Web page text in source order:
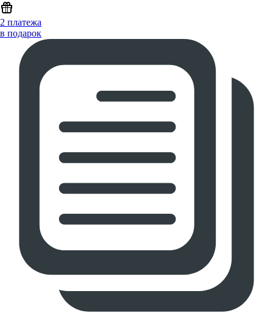
2 платежа
в подарок